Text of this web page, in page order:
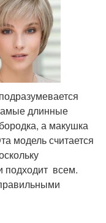
длинные
а макушка
модель считается
подходит всем.